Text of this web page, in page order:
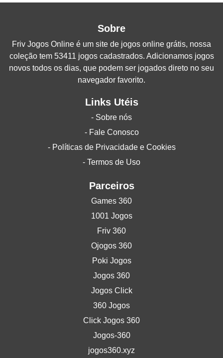
Sobre
Friv Jogos Online é um site de jogos online grátis, nossa
coleção tem 53411 jogos cadastrados. Adicionamos jogos
novos todos os dias, que podem ser jogados direto no seu
navegador favorito.
Links Utéis
- Sobre nós
- Fale Conosco
- Políticas de Privacidade e Cookies
- Termos de Uso
Parceiros
Games 360
1001 Jogos
Friv 360
Ojogos 360
Poki Jogos
Jogos 360
Jogos Click
360 Jogos
Click Jogos 360
Jogos-360
jogos360.xyz